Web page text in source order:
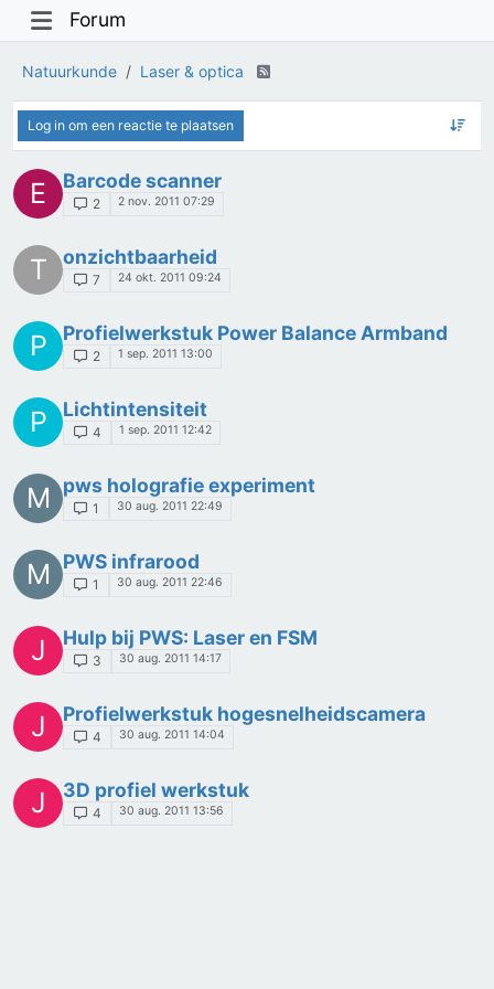
Forum
Natuurkunde Laser & optica
Log in om een reactie te plaatsen
E Barcode scanner
2 2 nov. 2011 07:29
T onzichtbaarheid
7 24 okt. 2011 09:24
P Profielwerkstuk Power Balance Armband
2 1 sep. 2011 13:00
P Lichtintensiteit
4 1 sep. 2011 12:42
M pws holografie experiment
1 30 aug. 2011 22:49
M PWS infrarood
1 30 aug. 2011 22:46
J Hulp bij PWS: Laser en FSM
3 30 aug. 2011 14:17
J Profielwerkstuk hogesnelheidscamera
4 30 aug. 2011 14:04
J 3D profiel werkstuk
4 30 aug. 2011 13:56